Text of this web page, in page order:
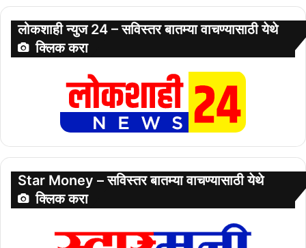
लोकशाही न्युज 24 – सविस्तर बातम्या वाचण्यासाठी येथे
क्लिक करा
Star Money – सविस्तर बातम्या वाचण्यासाठी येथे
क्लिक करा